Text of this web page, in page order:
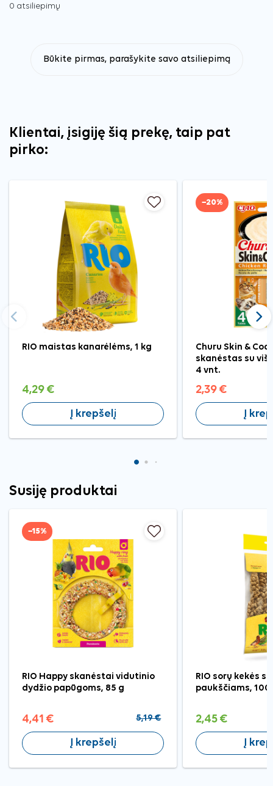
0 atsiliepimų
Būkite pirmas, parašykite savo atsiliepimą
Klientai, įsigiję šią prekę, taip pat
pirko:
RIO maistas kanarėlėms, 1 kg
4,29 €
Į krepšelį
−20%
Churu Skin &
skanėstas su
4 vnt.
2,39 €
Į
Ankstesnis
Susiję produktai
−15%
RIO Happy skanėstai vidutinio
dydžio papūgoms, 85 g
4,41 € 5,19 €
Į krepšelį
RIO sorų kekės
paukščiams, 100
2,45 €
Į